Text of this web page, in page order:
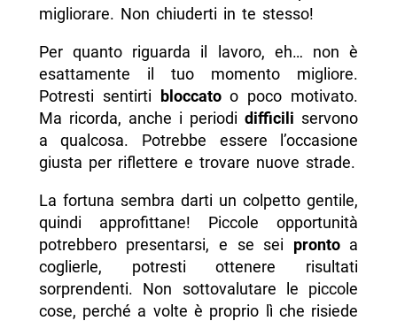
migliorare. Non chiuderti in te stesso!
Per quanto riguarda il lavoro, eh… non è
esattamente il tuo momento migliore.
Potresti sentirti
bloccatoo poco motivato.
Ma ricorda, anche i periodidifficili servono
a qualcosa. Potrebbe essere l’occasione
giusta per riflettere e trovare nuove strade.
La fortuna sembra darti un colpetto gentile,
quindi approfittane! Piccole opportunità
potrebbero presentarsi, e se sei prontoa
coglierle, potresti ottenere risultati
sorprendenti. Non sottovalutare le piccole
cose, perché a volte è proprio lì che risiede